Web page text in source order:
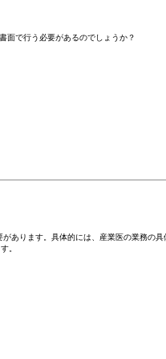
面で行う必要があるのでしょうか？
ります。具体的には、産業医の業務
。